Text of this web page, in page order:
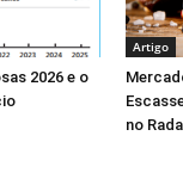
2026 e o
Artigo
no